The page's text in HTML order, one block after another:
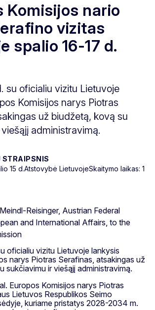
Komisijos nario
vizitas
spalio 16-17 d.
su oficialiu vizitu Lietuvoje
Komisijos narys Piotras
už biudžetą, kovą su
administravimą.
STRAIPSNIS
15 d.Atstovybė LietuvojeSkaitymo laikas: 1
oficialiu vizitu Lietuvoje lankysis
narys Piotras Serafinas, atsakingas už
sukčiavimu ir viešąjį administravimą.
Europos Komisijos narys Piotras
Lietuvos Respublikos Seimo
kuriame pristatys 2028-2034 m.